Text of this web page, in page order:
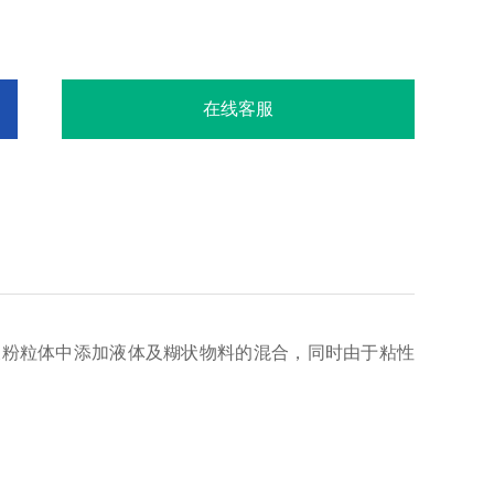
在线客服
粒体中添加液体及糊状物料的混合，同时由于粘性